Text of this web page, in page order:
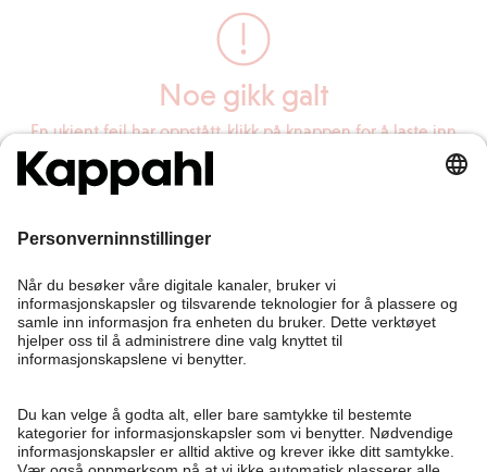
Noe gikk galt
En ukjent feil har oppstått, klikk på knappen for å laste inn
siden på nytt.